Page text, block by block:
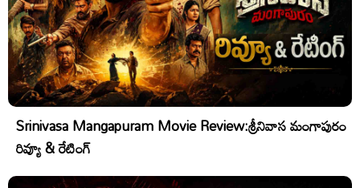
Srinivasa Mangapuram Movie Review:శ్రీనివాస మంగాపురం
రివ్యూ & రేటింగ్